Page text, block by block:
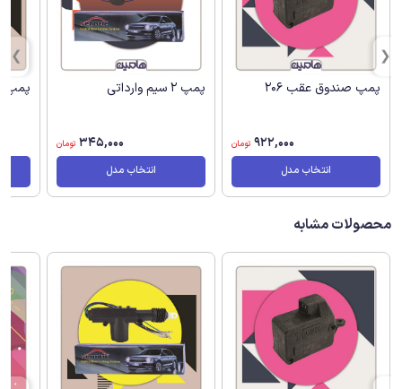
پمپ صندوق عقب 206
922,000 تومان
انتخاب مدل
پمپ 2 سیم وارداتی
345,000 تومان
انتخاب مدل
پمپ 5 سیم وارداتی
محصولات مشابه